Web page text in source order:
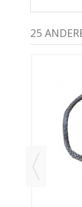
25